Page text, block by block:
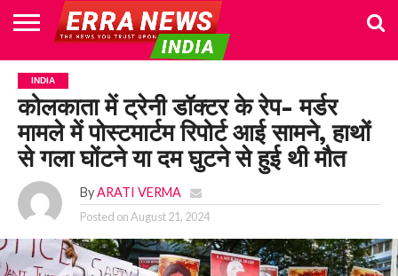
HOME
POLITICS
NEWS
BUSINESS
CULTURE
NATIONAL
SPORTS
LIFESTYLE
TRAVEL
OPINION
BREAKING
NEWS
ENTERTAINMENT
WORLD
CRIME
JOIN
US
INDIA
कोलकाता में ट्रेनी डॉक्टर के रेप- मर्डर
मामले में पोस्टमार्टम रिपोर्ट आई सामने, हाथों
से गला घोंटने या दम घुटने से हुई थी मौत
By ARATI VERMA
Posted onAugust 21, 2024